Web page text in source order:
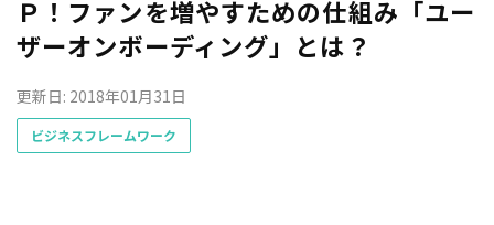
Ｐ！ファンを増やすための仕組み「ユー
ザーオンボーディング」とは？
更新日: 2018年01月31日
ビジネスフレームワーク